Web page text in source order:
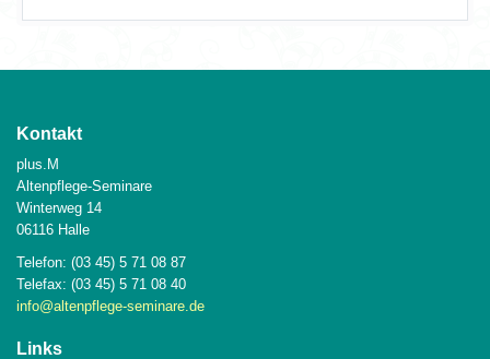
Kontakt
plus.M
Altenpflege-Seminare
Winterweg 14
06116 Halle
Telefon: (03 45) 5 71 08 87
Telefax: (03 45) 5 71 08 40
info@altenpflege-seminare.de
Links